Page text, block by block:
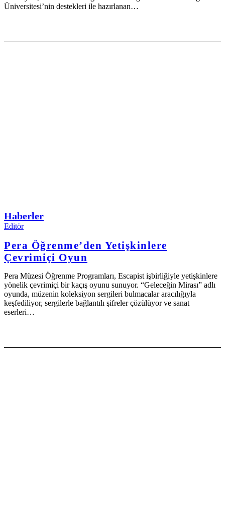
Üniversitesi’nin destekleri ile hazırlanan…
Haberler
Editör
Pera Öğrenme’den Yetişkinlere
Çevrimiçi Oyun
Pera Müzesi Öğrenme Programları, Escapist işbirliğiyle yetişkinlere
yönelik çevrimiçi bir kaçış oyunu sunuyor. “Geleceğin Mirası” adlı
oyunda, müzenin koleksiyon sergileri bulmacalar aracılığıyla
keşfediliyor, sergilerle bağlantılı şifreler çözülüyor ve sanat
eserleri…